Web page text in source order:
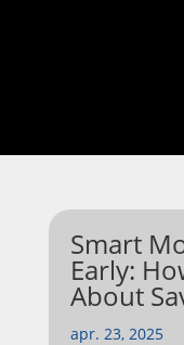
Smart
Early:
About
apr. 23, 2025